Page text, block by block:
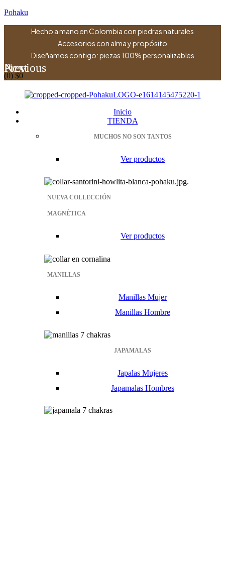
Pohaku
Hecho a mano en Colombia con piedras naturales
Accesorios con alma y propósito
Diseñamos contigo: piezas 100% personalizables
Previous
Next
(0) $0
Inicio
TIENDA
MUCHOS NO SON TANTOS
Ver productos
NUEVA COLLECCIÓN
MAGNÉTICA
Ver productos
MANILLAS
Manillas Mujer
Manillas Hombre
JAPAMALAS
Japalas Mujeres
Japamalas Hombres